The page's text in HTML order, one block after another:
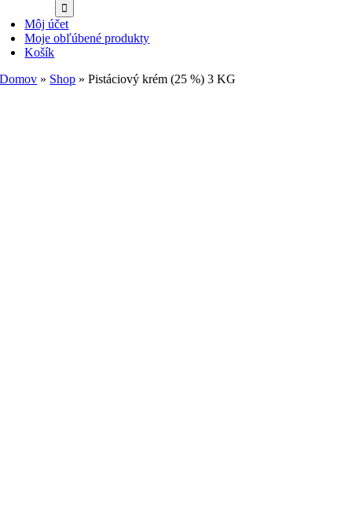
Môj účet
Moje obľúbené produkty
Košík
Domov » Shop »Pistáciový krém (25 %) 3 KG